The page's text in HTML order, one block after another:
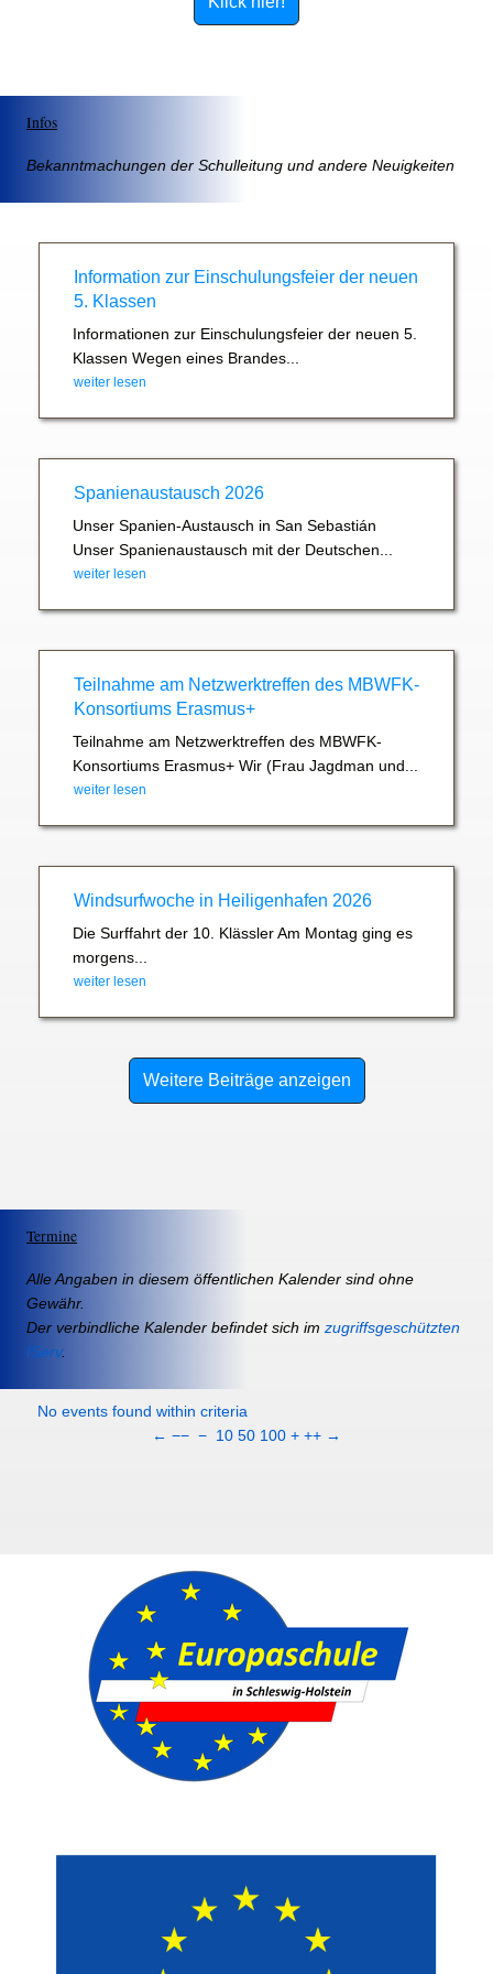
Infos
Bekanntmachungen der Schulleitung und andere Neuigkeiten
Information zur Einschulungsfeier der neuen
5. Klassen
Informationen zur Einschulungsfeier der neuen 5.
Klassen Wegen eines Brandes...
weiter lesen
Spanienaustausch 2026
Unser Spanien-Austausch in San Sebastián
Unser Spanienaustausch mit der Deutschen...
weiter lesen
Teilnahme am Netzwerktreffen des MBWFK-
Konsortiums Erasmus+
Teilnahme am Netzwerktreffen des MBWFK-
Konsortiums Erasmus+ Wir (Frau Jagdman und...
weiter lesen
Windsurfwoche in Heiligenhafen 2026
Die Surffahrt der 10. Klässler Am Montag ging es
morgens...
weiter lesen
Weitere Beiträge anzeigen
Termine
Alle Angaben in diesem öffentlichen Kalender sind ohne
Gewähr.
Der verbindliche Kalender befindet sich im zugriffsgeschützten
IServ.
No events found within criteria
← −− − 10 50 100 + ++ →